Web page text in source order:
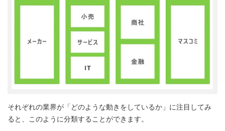
それぞれの業界が「どのような動きをしているか」に注目してみ
ると、このように分類することができます。